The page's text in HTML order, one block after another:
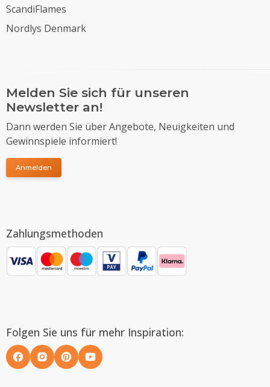
ScandiFlames
Nordlys Denmark
Melden Sie sich für unseren
Newsletter an!
Dann werden Sie über Angebote, Neuigkeiten und
Gewinnspiele informiert!
Anmelden
Zahlungsmethoden
Folgen Sie uns für mehr Inspiration: